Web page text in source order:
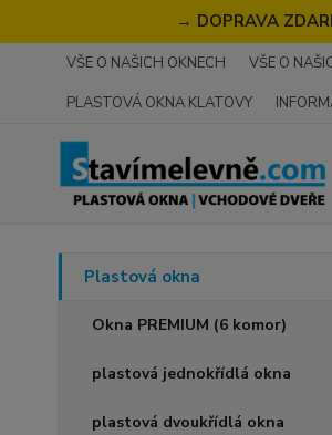
→ DOPRAVA
VŠE O NAŠICH OKNECH VŠE O
PLASTOVÁ OKNA KLATOVY
Plastová okna
Okna PREMIUM (6 komor)
plastová jednokřídlá okna
plastová dvoukřídlá okna